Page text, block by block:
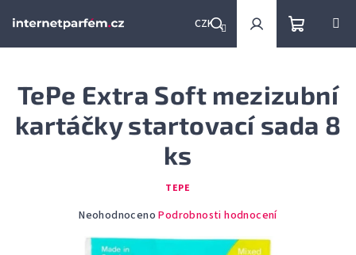
CZK
Hledat PřihlášeníNákupní
košík
TePe Extra Soft mezizubní
kartáčky startovací sada 8
ks
TEPE
Průměrné
produktu
Neohodnoceno Podrobnosti hodnocení